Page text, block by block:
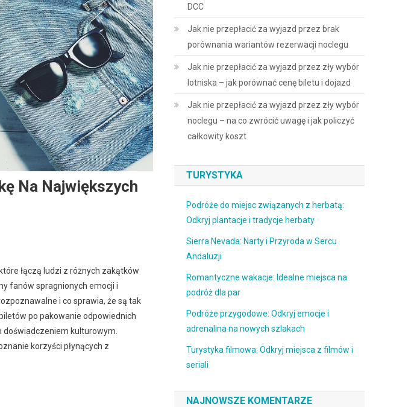
Na Największych
łączą ludzi z różnych zakątków
fanów spragnionych emocji i
i co sprawia, że są tak
po pakowanie odpowiednich
doświadczeniem kulturowym.
korzyści płynących z
DCC
Jak nie przepłacić za wyjazd przez brak
porównania wariantów rezerwacji noclegu
Jak nie przepłacić za wyjazd przez zły wybór
lotniska – jak porównać cenę biletu i dojazd
Jak nie przepłacić za wyjazd przez zły wybór
noclegu – na co zwrócić uwagę i jak policzyć
całkowity koszt
TURYSTYKA
Podróże do miejsc związanych z herbatą:
Odkryj plantacje i tradycje herbaty
Sierra Nevada: Narty i Przyroda w Sercu
Andaluzji
Romantyczne wakacje: Idealne miejsca na
podróż dla par
Podróże przygodowe: Odkryj emocje i
adrenalina na nowych szlakach
Turystyka filmowa: Odkryj miejsca z filmów i
seriali
NAJNOWSZE KOMENTARZE